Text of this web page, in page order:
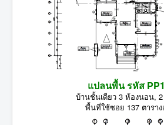
แปลนพื้น รหัส
บ้านชั้นเดียว 3 ห้องนอน,
พื้นที่ใช้ซอย 137 ตาราง